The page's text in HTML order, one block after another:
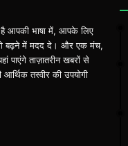
आपकी भाषा में, आपके लिए
बढ़ने में मदद दे। और एक मंच,
ताज़ातरीन खबरों से
तस्वीर की उपयोगी